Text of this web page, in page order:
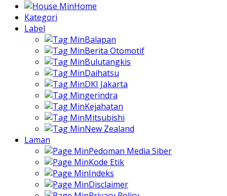
Home
Kategori
Label
Balapan
Berita Otomotif
Bulutangkis
Daihatsu
DKI Jakarta
gerindra
Kejahatan
Mitsubishi
New Zealand
Laman
Pedoman Media Siber
Kode Etik
Indeks
Disclaimer